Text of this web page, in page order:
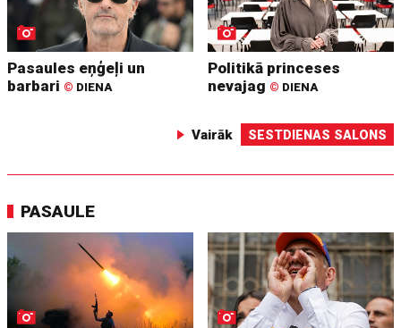
Pasaules eņģeļi un
barbari © DIENA
Politikā princeses
nevajag © DIENA
Vairāk SESTDIENAS SALONS
PASAULE